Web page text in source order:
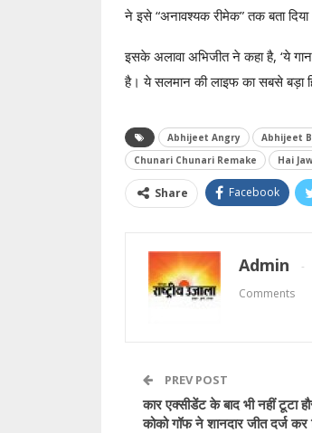
ने इसे “अनावश्यक रीमेक” तक बता
इसके अलावा अभिजीत ने कहा है, ‘ये
है। ये सलमान की लाइफ का सबसे बड़ा
Abhijeet Angry Abhijeet
Chunari Chunari Remake
Hai
Share Facebook
Admin
Comments
PREV POST
कार एक्सीडेंट के बाद भी नहीं टूटा
कोको गॉफ ने शानदार जीत दर्ज कर